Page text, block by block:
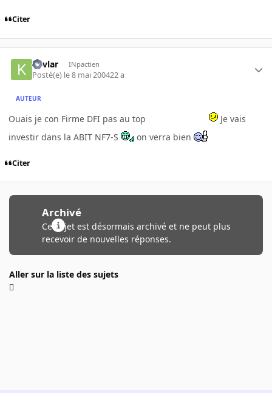
Citer
Kevlar INpactien
Posté(e) le 8 mai 200422 a
AUTEUR
Ouais je con Firme DFI pas au top
Je vais
investir dans la ABIT NF7-S
on verra bien
Citer
Archivé
Ce sujet est désormais archivé et ne peut plus
recevoir de nouvelles réponses.
Aller sur la liste des sujets